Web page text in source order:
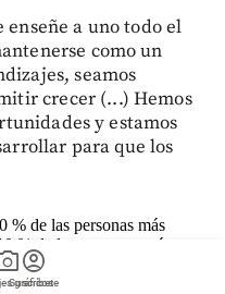
gráficos
account_circle
Suscríbete
enseñe a uno todo el
como un
seamos
crecer (...) Hemos
y estamos
para que los
% de las personas más
% de las personas más
falta de acceso a